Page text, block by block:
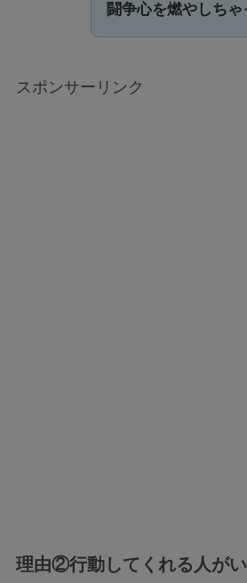
闘争心を燃やしち
スポンサーリンク
理由②行動してくれる人が